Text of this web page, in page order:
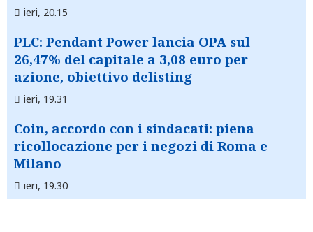
ieri, 20.15
PLC: Pendant Power lancia OPA sul
26,47% del capitale a 3,08 euro per
azione, obiettivo delisting
ieri, 19.31
Coin, accordo con i sindacati: piena
ricollocazione per i negozi di Roma e
Milano
ieri, 19.30